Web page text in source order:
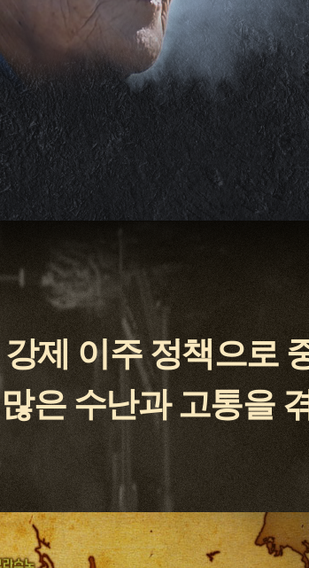
강제 이주 정책으로
많은 수난과 고통을